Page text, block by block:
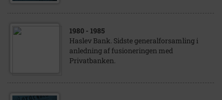
1980 - 1985
Haslev Bank. Sidste generalforsamling i
anledning af fusioneringen med
Privatbanken.